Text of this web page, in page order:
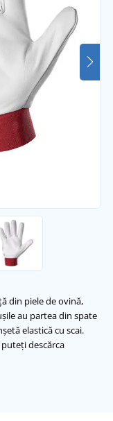
din piele de ovină,
au partea din spate
elastică cu scai.
descărca